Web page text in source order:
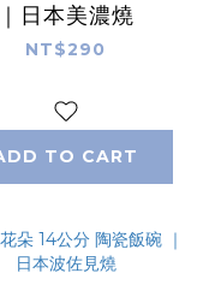
｜日本美濃燒
NT$290
TO CART